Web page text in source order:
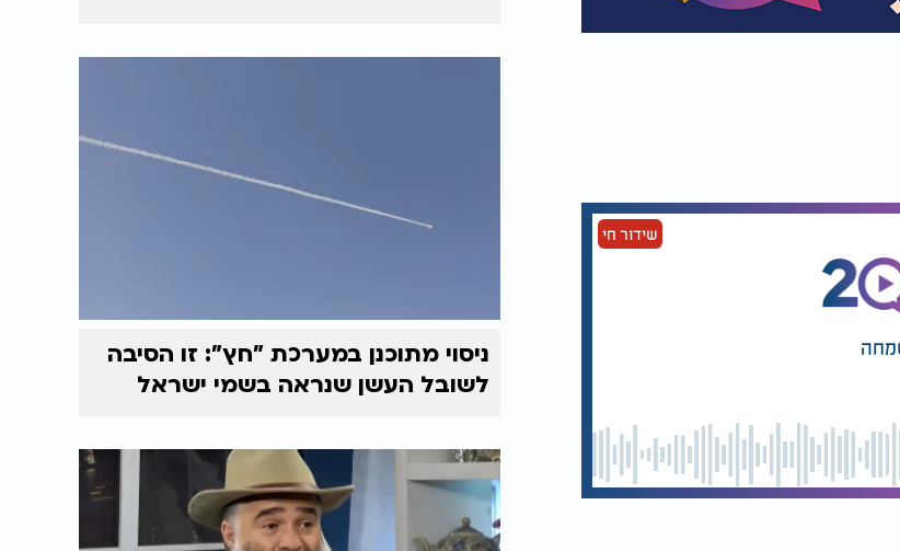
שידור חי
ניסוי מתוכנן במערכת "חץ": זו הסיבה
לשובל העשן שנראה בשמי ישראל